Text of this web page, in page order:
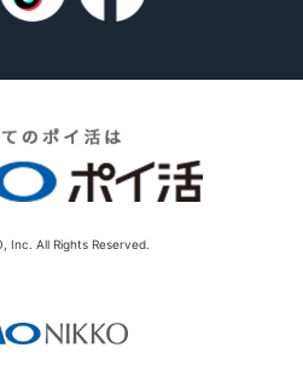
Inc. All Rights Reserved.